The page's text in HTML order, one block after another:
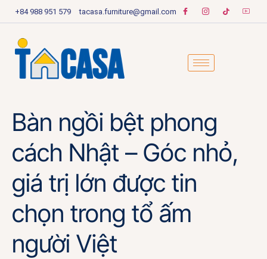
+84 988 951 579 tacasa.furniture@gmail.com
Bàn ngồi bệt phong
cách Nhật – Góc nhỏ,
giá trị lớn được tin
chọn trong tổ ấm
người Việt